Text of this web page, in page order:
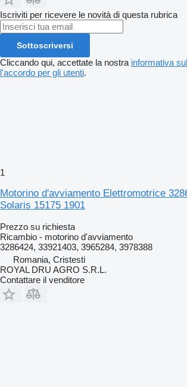
Iscriviti per ricevere le novità di questa rubrica
Sottoscriversi
Cliccando qui, accettate la nostra informativa
l'accordo per gli utenti.
1
Motorino d'avviamento Elettromotrice
Solaris 15175 1901
Prezzo su richiesta
Ricambio - motorino d'avviamento
3286424, 33921403, 3965284, 3978388
Romania, Cristesti
ROYAL DRU AGRO S.R.L.
Contattare il venditore